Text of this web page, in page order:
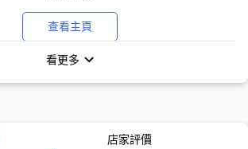
查看主頁
看更多
店家評價